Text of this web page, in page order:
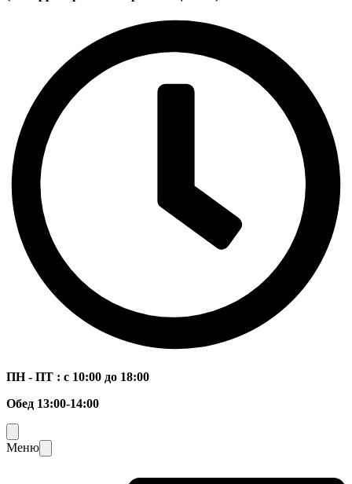
ПН - ПТ : с 10:00 до 18:00
Обед 13:00-14:00
Меню